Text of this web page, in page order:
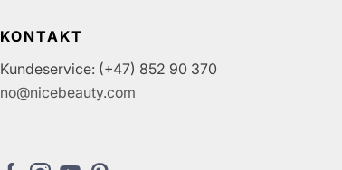
KONTAKT
Kundeservice: (+47) 852 90 370
no@nicebeauty.com